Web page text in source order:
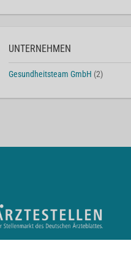
UNTERNEHMEN
Gesundheitsteam GmbH (2)